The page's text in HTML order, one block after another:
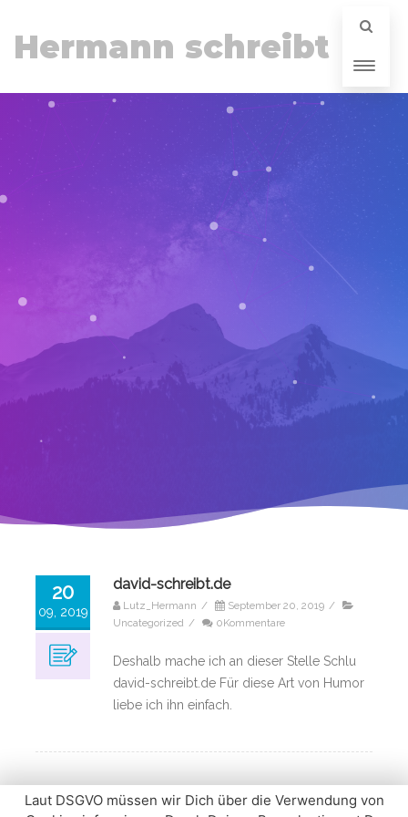
Hermann schreibt
20
09, 2019
david-schreibt.de
Lutz_Hermann / September 20, 2019 /
Uncategorized / 0Kommentare
Deshalb mache ich an dieser Stelle Schlu
david-schreibt.de Für diese Art von Humor
liebe ich ihn einfach.
Laut DSGVO müssen wir Dich über die Verwendung von